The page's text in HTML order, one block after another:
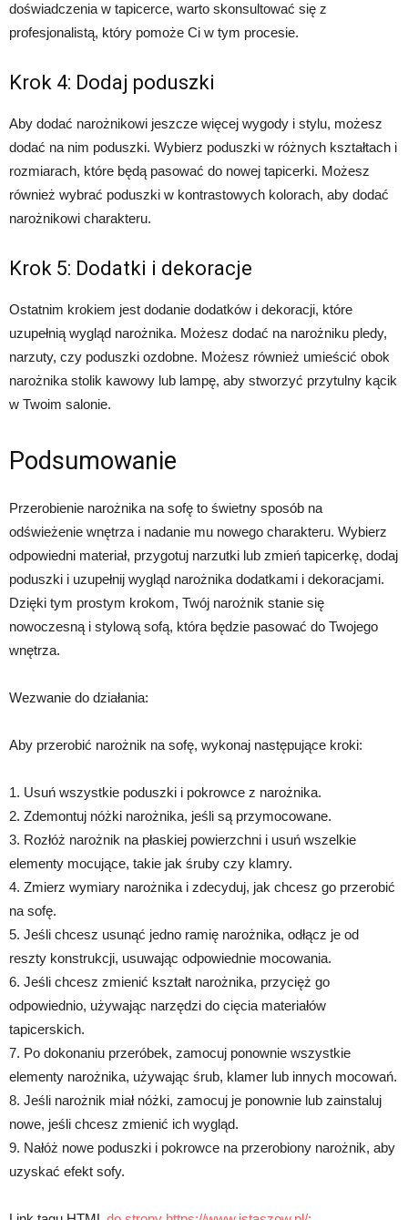
doświadczenia w tapicerce, warto skonsultować się z
profesjonalistą, który pomoże Ci w tym procesie.
Krok 4: Dodaj poduszki
Aby dodać narożnikowi jeszcze więcej wygody i stylu, możesz
dodać na nim poduszki. Wybierz poduszki w różnych kształtach i
rozmiarach, które będą pasować do nowej tapicerki. Możesz
również wybrać poduszki w kontrastowych kolorach, aby dodać
narożnikowi charakteru.
Krok 5: Dodatki i dekoracje
Ostatnim krokiem jest dodanie dodatków i dekoracji, które
uzupełnią wygląd narożnika. Możesz dodać na narożniku pledy,
narzuty, czy poduszki ozdobne. Możesz również umieścić obok
narożnika stolik kawowy lub lampę, aby stworzyć przytulny kącik
w Twoim salonie.
Podsumowanie
Przerobienie narożnika na sofę to świetny sposób na
odświeżenie wnętrza i nadanie mu nowego charakteru. Wybierz
odpowiedni materiał, przygotuj narzutki lub zmień tapicerkę, dodaj
poduszki i uzupełnij wygląd narożnika dodatkami i dekoracjami.
Dzięki tym prostym krokom, Twój narożnik stanie się
nowoczesną i stylową sofą, która będzie pasować do Twojego
wnętrza.
Wezwanie do działania:
Aby przerobić narożnik na sofę, wykonaj następujące kroki:
1. Usuń wszystkie poduszki i pokrowce z narożnika.
2. Zdemontuj nóżki narożnika, jeśli są przymocowane.
3. Rozłóż narożnik na płaskiej powierzchni i usuń wszelkie
elementy mocujące, takie jak śruby czy klamry.
4. Zmierz wymiary narożnika i zdecyduj, jak chcesz go przerobić
na sofę.
5. Jeśli chcesz usunąć jedno ramię narożnika, odłącz je od
reszty konstrukcji, usuwając odpowiednie mocowania.
6. Jeśli chcesz zmienić kształt narożnika, przycięż go
odpowiednio, używając narzędzi do cięcia materiałów
tapicerskich.
7. Po dokonaniu przeróbek, zamocuj ponownie wszystkie
elementy narożnika, używając śrub, klamer lub innych mocowań.
8. Jeśli narożnik miał nóżki, zamocuj je ponownie lub zainstaluj
nowe, jeśli chcesz zmienić ich wygląd.
9. Nałóż nowe poduszki i pokrowce na przerobiony narożnik, aby
uzyskać efekt sofy.